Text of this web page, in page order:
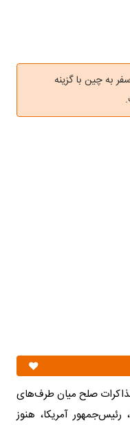
به چین با گزینه
صلح میان طرف‌های
آمریکا، هنوز